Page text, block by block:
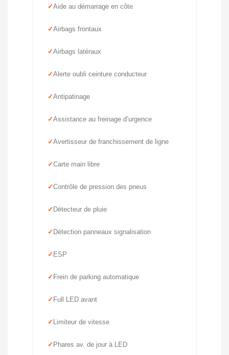
Aide au démarrage en côte
Airbags frontaux
Airbags latéraux
Alerte oubli ceinture conducteur
Antipatinage
Assistance au freinage d’urgence
Avertisseur de franchissement de ligne
Carte main libre
Contrôle de pression des pneus
Détecteur de pluie
Détection panneaux signalisation
ESP
Frein de parking automatique
Full LED avant
Limiteur de vitesse
Phares av. de jour à LED